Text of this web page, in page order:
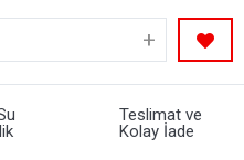
+
Teslimat ve
Kolay İade